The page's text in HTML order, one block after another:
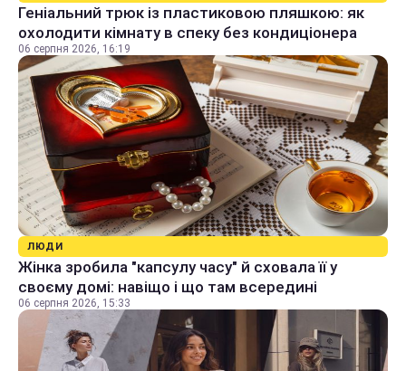
Геніальний трюк із пластиковою пляшкою: як
охолодити кімнату в спеку без кондиціонера
06 серпня 2026, 16:19
ЛЮДИ
Жінка зробила "капсулу часу" й сховала її у
своєму домі: навіщо і що там всередині
06 серпня 2026, 15:33